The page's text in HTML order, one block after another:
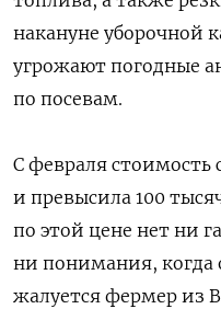
накануне уборочной
угрожают погодные
по посевам.
С февраля стоимость
и превысила 100
по этой цене нет ни
ни понимания, когда
жалуется фермер из